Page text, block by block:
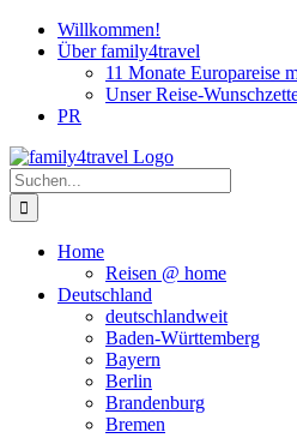
Zum
Inhalt
Willkommen!
Über family4travel
11 Monate Europareise
Unser Reise-
PR
instagram
facebook
pinterest
Suche
nach:
Home
Reisen @ home
Deutschland
deutschlandweit
Baden-Württemberg
Bayern
Berlin
Brandenburg
Bremen